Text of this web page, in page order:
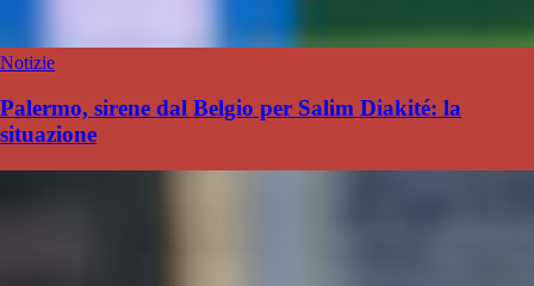
Notizie
Palermo, sirene dal Belgio per Salim Diakité: la
situazione